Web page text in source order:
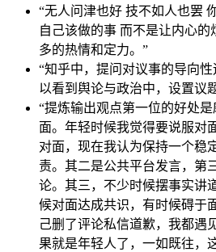
“无人问津也好 技不如人也罢
自己该做的事 而不是让内心
多的热情和定力。”
“知乎中，提问对议事的导向
以看到舆论与政治中，设置议
“提炼输出观点第一位的好处
面。年轻时候我觉得要说服对
对面，现在我认为保持一个稳
责。其二是公共平台发言，第
论。其三，不少时候摆事实讲
候对面达成共识，有时候碍于
己删了评论私信道歉，我都遇
果就是年轻人了，一如既往，